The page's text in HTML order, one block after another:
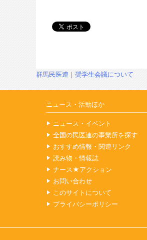
投
群馬民医連｜奨学生会議について
ニュース・活動ほか
ニュース・イベント
全国の民医連の事業所を探す
おすすめ情報・関連リンク
読み物・情報誌
ナース★アクション
お問い合わせ
このサイトについて
プライバシーポリシー